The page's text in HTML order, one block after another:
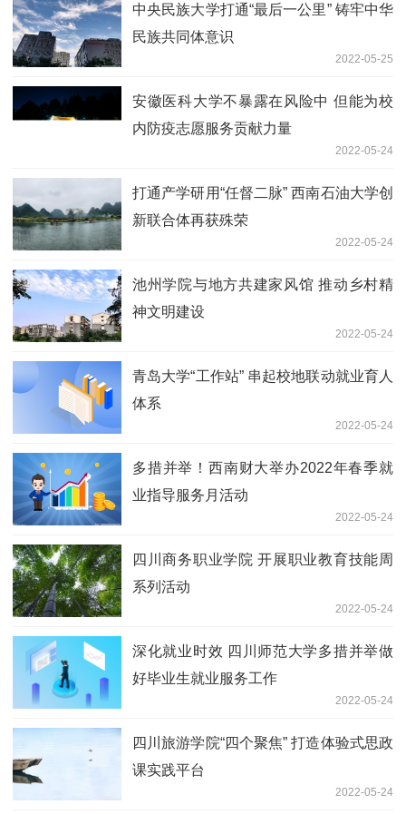
中央民族大学打通“最后一公里” 铸牢中华
民族共同体意识
2022-05-25
安徽医科大学不暴露在风险中 但能为校
内防疫志愿服务贡献力量
2022-05-24
打通产学研用“任督二脉” 西南石油大学创
新联合体再获殊荣
2022-05-24
池州学院与地方共建家风馆 推动乡村精
神文明建设
2022-05-24
青岛大学“工作站” 串起校地联动就业育人
体系
2022-05-24
多措并举！西南财大举办2022年春季就
业指导服务月活动
2022-05-24
四川商务职业学院 开展职业教育技能周
系列活动
2022-05-24
深化就业时效 四川师范大学多措并举做
好毕业生就业服务工作
2022-05-24
四川旅游学院“四个聚焦” 打造体验式思政
课实践平台
2022-05-24